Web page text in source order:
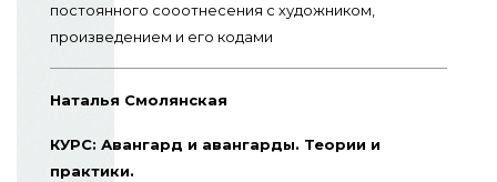
постоянного сооотнесения с художником,
произведением и его кодами
Наталья Смолянская
КУРС: Авангард и авангарды. Теории и
практики.